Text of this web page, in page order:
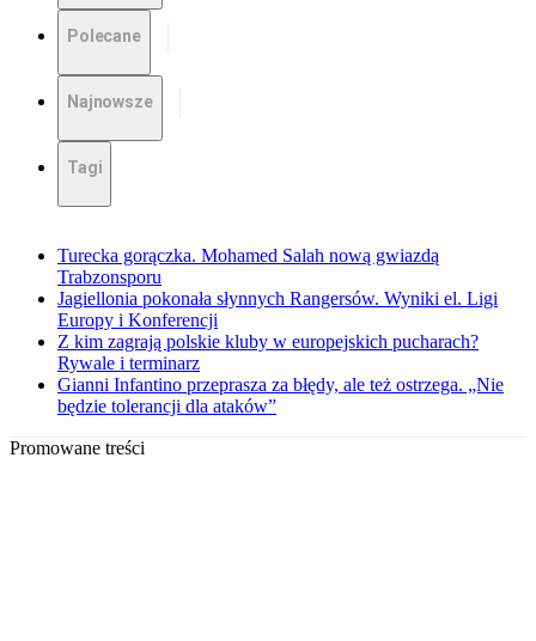
Polecane
Najnowsze
Tagi
Turecka gorączka. Mohamed Salah nową gwiazdą
Trabzonsporu
Jagiellonia pokonała słynnych Rangersów. Wyniki el. Ligi
Europy i Konferencji
Z kim zagrają polskie kluby w europejskich pucharach?
Rywale i terminarz
Gianni Infantino przeprasza za błędy, ale też ostrzega. „Nie
będzie tolerancji dla ataków”
Promowane treści